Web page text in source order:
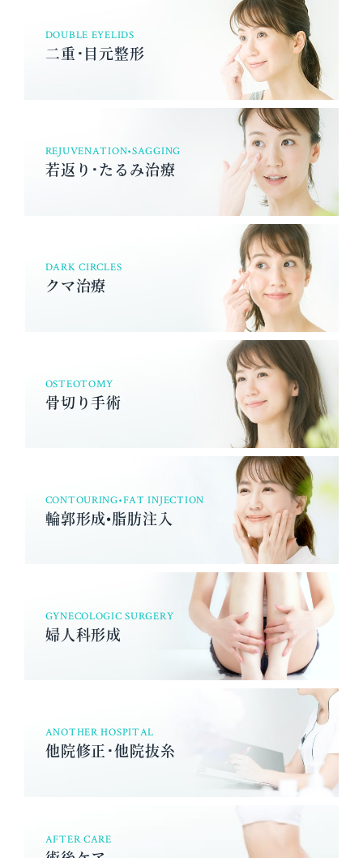
DOUBLE EYELIDS
二重･目元整形
REJUVENATION•SAGGING
若返り･たるみ治療
DARK CIRCLES
クマ治療
OSTEOTOMY
骨切り手術
CONTOURING•FAT INJECTION
輪郭形成•脂肪注入
GYNECOLOGIC SURGERY
婦人科形成
ANOTHER HOSPITAL
他院修正･他院抜糸
AFTER CARE